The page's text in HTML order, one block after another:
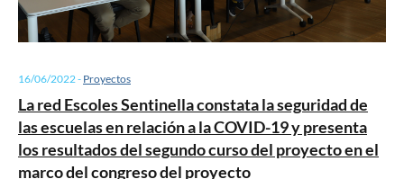
16/06/2022- Proyectos
La red Escoles Sentinella constata la seguridad de
las escuelas en relación a la COVID-19 y presenta
los resultados del segundo curso del proyecto en el
marco del congreso del proyecto